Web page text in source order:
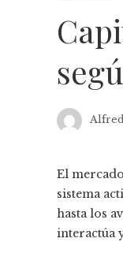
El
sistema
hasta los
interactúa